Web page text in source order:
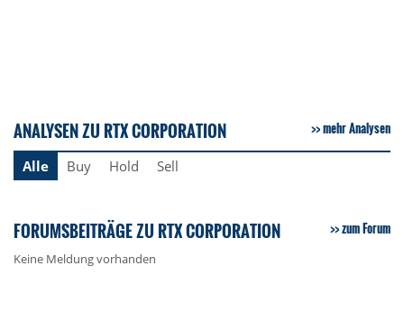
ANALYSEN ZU RTX CORPORATION mehr Analysen
Alle Buy Hold Sell
FORUMSBEITRÄGE ZU RTX CORPORATION zum Forum
Keine Meldung vorhanden